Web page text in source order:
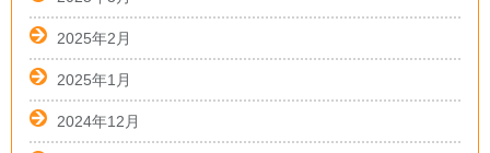
2025年2月
2025年1月
2024年12月